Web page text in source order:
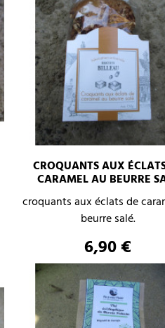
CROQUANTS AUX
CARAMEL AU BEURRE
croquants aux éclats de
beurre salé.
Prix
6,90 €
–
AJOUTER AU PANIER